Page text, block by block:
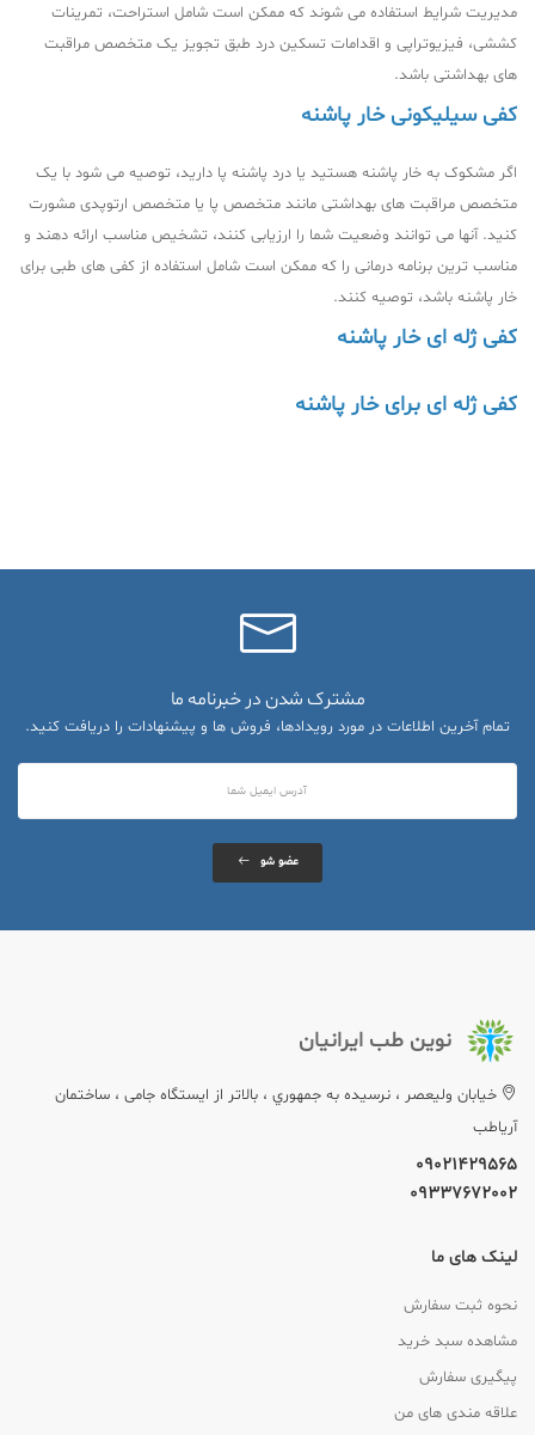
مدیریت شرایط استفاده می شوند که ممکن است شامل استراحت، تمرینات
کششی، فیزیوتراپی و اقدامات تسکین درد طبق تجویز یک متخصص مراقبت
های بهداشتی باشد.
کفی سیلیکونی خار پاشنه
اگر مشکوک به خار پاشنه هستید یا درد پاشنه پا دارید، توصیه می شود با یک
متخصص مراقبت های بهداشتی مانند متخصص پا یا متخصص ارتوپدی مشورت
کنید. آنها می توانند وضعیت شما را ارزیابی کنند، تشخیص مناسب ارائه دهند و
مناسب ترین برنامه درمانی را که ممکن است شامل استفاده از کفی های طبی برای
خار پاشنه باشد، توصیه کنند.
کفی ژله ای خار پاشنه
کفی ژله ای برای خار پاشنه
مشترک شدن در خبرنامه ما
تمام آخرین اطلاعات در مورد رویدادها، فروش ها و پیشنهادات را دریافت کنید.
عضو شو
نوین طب ایرانیان
خيابان وليعصر ، نرسيده به جمهوري ، بالاتر از ایستگاه جامی ، ساختمان
آریاطب
09021429565
09337672002
لینک های ما
نحوه ثبت سفارش
مشاهده سبد خرید
پیگیری سفارش
علاقه مندی های من